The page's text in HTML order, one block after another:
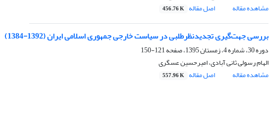
مشاهده مقاله
اصل مقاله 456.76 K
بررسی جهت‌گیری تجدیدنظرطلبی در سیاست خارجی جمهوری اسلامی ایران (1392-1384)
دوره 30، شماره 4، زمستان 1395، صفحه
121-150
الهام رسولی ثانی آبادی، امیرحسین عسگری
مشاهده مقاله
اصل مقاله 557.96 K